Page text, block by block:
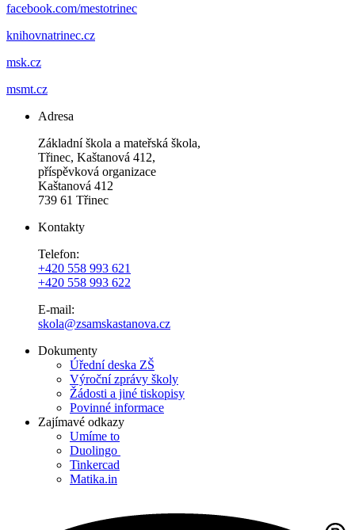
facebook.com/mestotrinec
knihovnatrinec.cz
msk.cz
msmt.cz
Adresa
Základní škola a mateřská škola,
Třinec, Kaštanová 412,
příspěvková organizace
Kaštanová 412
739 61 Třinec
Kontakty
Telefon:
+420 558 993 621
+420 558 993 622
E-mail:
skola@zsamskastanova.cz
Dokumenty
Úřední deska ZŠ
Výroční zprávy školy
Žádosti a jiné tiskopisy
Povinné informace
Zajímavé odkazy
Umíme to
Duolingo
Tinkercad
Matika.in